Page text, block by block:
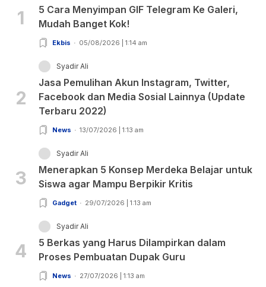
1
5 Cara Menyimpan GIF Telegram Ke Galeri,
Mudah Banget Kok!
Ekbis 05/08/2026 | 1:14 am
2
Syadir Ali
Jasa Pemulihan Akun Instagram, Twitter,
Facebook dan Media Sosial Lainnya (Update
Terbaru 2022)
News 13/07/2026 | 1:13 am
3
Syadir Ali
Menerapkan 5 Konsep Merdeka Belajar untuk
Siswa agar Mampu Berpikir Kritis
Gadget 29/07/2026 | 1:13 am
4
Syadir Ali
5 Berkas yang Harus Dilampirkan dalam
Proses Pembuatan Dupak Guru
News 27/07/2026 | 1:13 am